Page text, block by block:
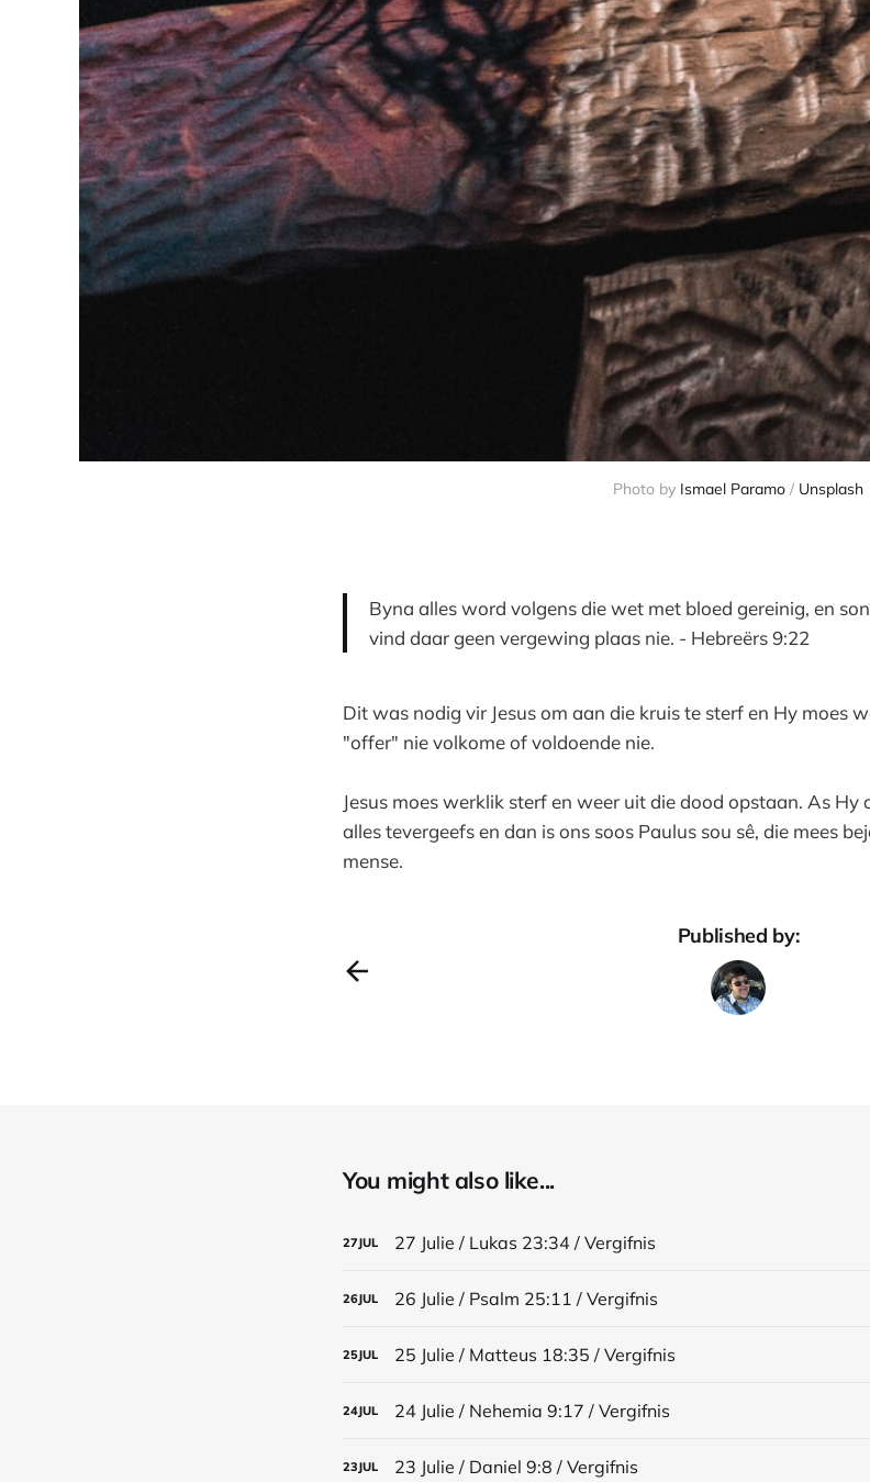
Photo by Ismael Paramo / Unsplash
Byna alles word volgens die wet met bloed gereinig, en
vind daar geen vergewing plaas nie. - Hebreërs 9:22
Dit was nodig vir Jesus om aan die kruis te sterf en Hy moes
"offer" nie volkome of voldoende nie.
Jesus moes werklik sterf en weer uit die dood opstaan. As Hy
alles tevergeefs en dan is ons soos Paulus sou sê, die mees
mense.
Published by:
You might also like...
27JUL 27 Julie / Lukas 23:34 / Vergifnis
26JUL 26 Julie / Psalm 25:11 / Vergifnis
25JUL 25 Julie / Matteus 18:35 / Vergifnis
24JUL 24 Julie / Nehemia 9:17 / Vergifnis
23JUL 23 Julie / Daniel 9:8 / Vergifnis